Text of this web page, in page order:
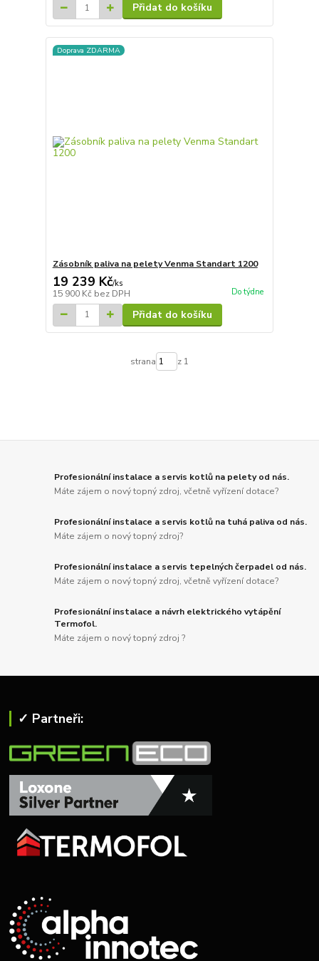
Přidat do košíku
Doprava ZDARMA
Zásobník paliva na pelety Venma Standart 1200
19 239 Kč/ks
15 900 Kč bez DPH Do týdne
Přidat do košíku
strana z 1
Profesionální instalace a servis kotlů na pelety od nás.
Máte zájem o nový topný zdroj, včetně vyřízení dotace?
Profesionální instalace a servis kotlů na tuhá paliva od nás.
Máte zájem o nový topný zdroj?
Profesionální instalace a servis tepelných čerpadel od nás.
Máte zájem o nový topný zdroj, včetně vyřízení dotace?
Profesionální instalace a návrh elektrického vytápění
Termofol.
Máte zájem o nový topný zdroj ?
✓ Partneři: